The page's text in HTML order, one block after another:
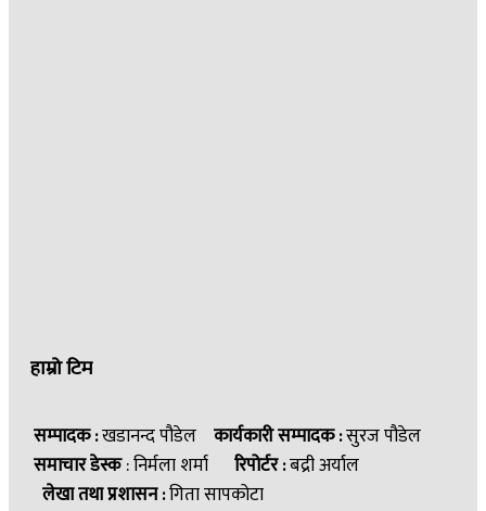
हाम्रो टिम
सम्पादक :खडानन्द पौडेल कार्यकारी सम्पादक :सुरज पौडेल
समाचार डेस्क: निर्मला शर्मा रिपोर्टर :बद्री अर्याल
लेखा तथा प्रशासन :गिता सापकोटा